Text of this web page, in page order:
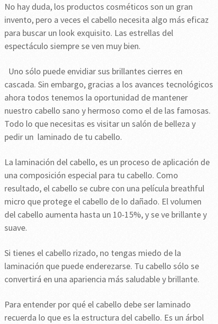
No hay duda, los productos cosméticos son un gran
invento, pero a veces el cabello necesita algo más eficaz
para buscar un look exquisito. Las estrellas del
espectáculo siempre se ven muy bien.
Uno sólo puede envidiar sus brillantes cierres en
cascada. Sin embargo, gracias a los avances tecnológicos
ahora todos tenemos la oportunidad de mantener
nuestro cabello sano y hermoso como el de las famosas.
Todo lo que necesitas es visitar un salón de belleza y
pedir un laminado de tu cabello.
La laminación del cabello, es un proceso de aplicación de
una composición especial para tu cabello. Como
resultado, el cabello se cubre con una película breathful
micro que protege el cabello de lo dañado. El volumen
del cabello aumenta hasta un 10-15%, y se ve brillante y
suave.
Si tienes el cabello rizado, no tengas miedo de la
laminación que puede enderezarse. Tu cabello sólo se
convertirá en una apariencia más saludable y brillante.
Para entender por qué el cabello debe ser laminado
recuerda lo que es la estructura del cabello. Es un árbol